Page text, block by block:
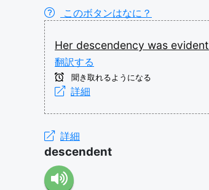
このボタンはなに？
Her descendency was evident
翻訳する
聞き取れるようになる
詳細
詳細
descendent